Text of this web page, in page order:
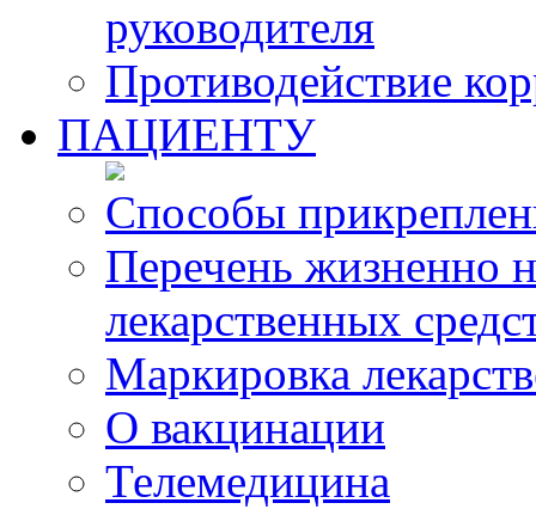
руководителя
Противодействие
ПАЦИЕНТУ
Способы
Перечень жизненно
лекарственных
Маркировка
О вакцинации
Телемедицина